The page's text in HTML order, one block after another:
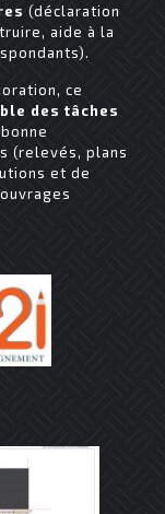
(déclaration
aide à la
ce
des tâches
(relevés, plans
et de